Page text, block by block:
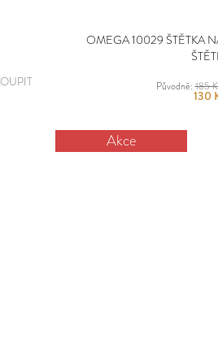
OMEGA 10029 ŠTĚTKA
Původně:185
130
Akce